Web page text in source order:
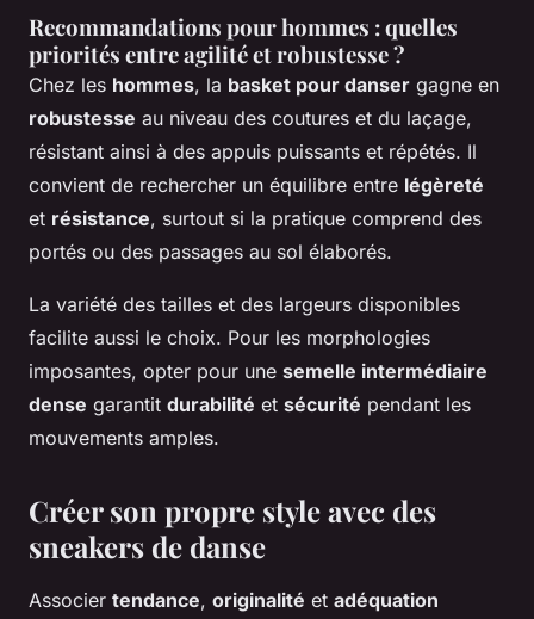
Recommandations pour hommes : quelles
priorités entre agilité et robustesse ?
Chez les hommes, la basket pour danser gagne en
robustesse au niveau des coutures et du laçage,
résistant ainsi à des appuis puissants et répétés. Il
convient de rechercher un équilibre entre légèreté
et résistance, surtout si la pratique comprend des
portés ou des passages au sol élaborés.
La variété des tailles et des largeurs disponibles
facilite aussi le choix. Pour les morphologies
imposantes, opter pour une semelle intermédiaire
dense garantit durabilité et sécurité pendant les
mouvements amples.
Créer son propre style avec des
sneakers de danse
Associer tendance, originalité et adéquation